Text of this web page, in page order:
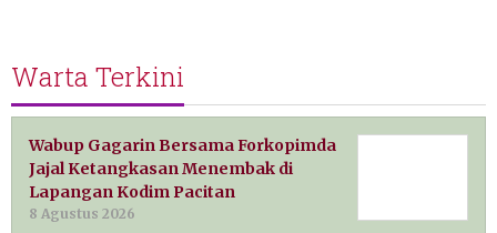
Warta Terkini
Wabup Gagarin Bersama Forkopimda
Jajal Ketangkasan Menembak di
Lapangan Kodim Pacitan
8 Agustus 2026